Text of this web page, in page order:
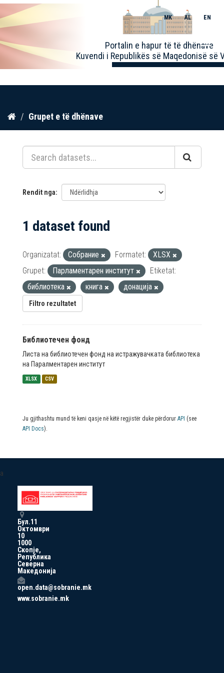
Kalo
përmbajtja
Portalin e hapur të të dhënave
Kuvendi i Republikës së Maqedonisë së
MK AL EN
Toggle
Grupet e të dhënave
Rendit nga
1 dataset found
Organizatat: Собрание Formatet:
XLSX
Grupet:
Парламентарен институт
Etiketat:
библиотека
книга донација
Filtro rezultatet
Библиотечен фонд
Листа на библиотечен фонд на истражувачката библиотека
на Паралментарен институт
XLSX CSV
Ju gjithashtu mund të keni qasje në këtë regjistër duke përdorur API (see
API Docs).
a
Бул.11
Октомври
10
1000
Скопје,
Република
Северна
Македонија
open.data@sobranie.mk
www.sobranie.mk